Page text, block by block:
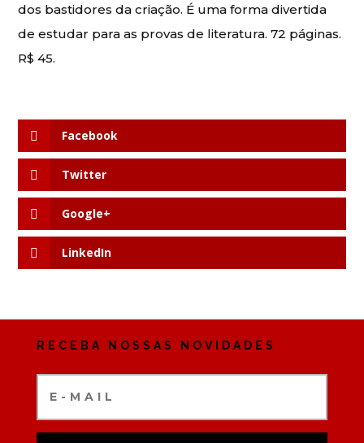
dos bastidores da criação. É uma forma divertida
de estudar para as provas de literatura. 72 páginas.
R$ 45.
Facebook
Twitter
Google+
LinkedIn
RECEBA NOSSAS NOVIDADES